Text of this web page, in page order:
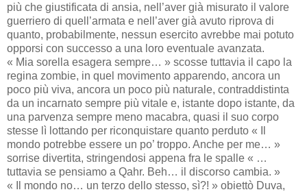
più che giustificata di ansia, nell’aver già misurato il valore
guerriero di quell’armata e nell’aver già avuto riprova di
quanto, probabilmente, nessun esercito avrebbe mai potuto
opporsi con successo a una loro eventuale avanzata.
« Mia sorella esagera sempre… » scosse tuttavia il capo la
regina zombie, in quel movimento apparendo, ancora un
poco più viva, ancora un poco più naturale, contraddistinta
da un incarnato sempre più vitale e, istante dopo istante, da
una parvenza sempre meno macabra, quasi il suo corpo
stesse lì lottando per riconquistare quanto perduto « Il
mondo potrebbe essere un po’ troppo. Anche per me… »
sorrise divertita, stringendosi appena fra le spalle « …
tuttavia se pensiamo a Qahr. Beh… il discorso cambia. »
« Il mondo no… un terzo dello stesso, sì?! » obiettò Duva,